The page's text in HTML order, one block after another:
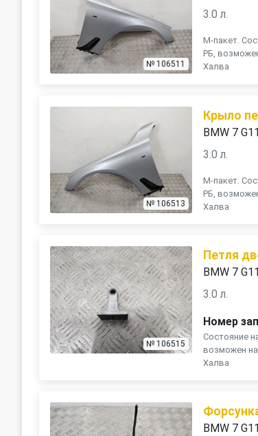
№ 106511
3.0 л.
М-пакет.
РБ,
Халва
№ 106513
Крыло
BMW 7
3.0 л.
М-пакет.
РБ,
Халва
№ 106515
Петля
BMW 7
3.0 л.
Номер
Состояние
возможен
Халва
BMW 7